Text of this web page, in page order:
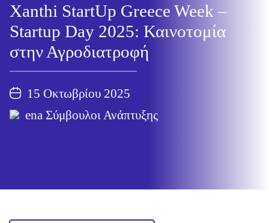
Xanthi StartUp Greece Week –
Startup Day 2025: Καινοτομία
στην Αγροδιατροφή
15 Οκτωβρίου 2025
ena Σύμβουλοι Ανάπτυξης